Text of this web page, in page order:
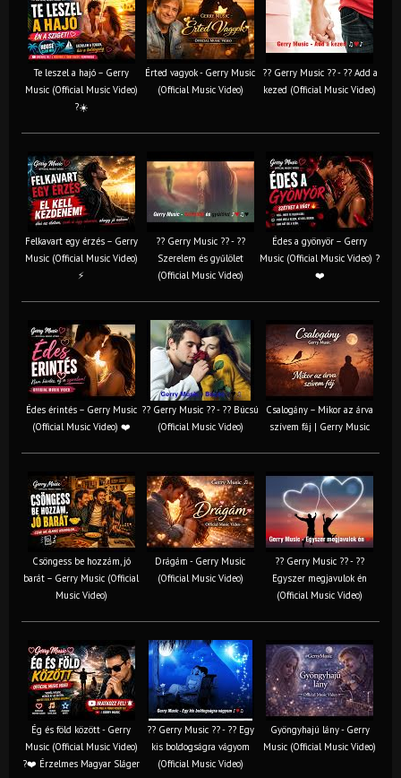
Te leszel a hajó – Gerry
Music (Official Music Video)
?☀️
Érted vagyok - Gerry Music
(Official Music Video)
?? Gerry Music ?? - ?? Add a
kezed (Official Music Video)
Felkavart egy érzés – Gerry
Music (Official Music Video)
⚡
?? Gerry Music ?? - ??
Szerelem és gyűlölet
(Official Music Video)
Édes a gyönyör – Gerry
Music (Official Music Video) ?
❤️
Édes érintés – Gerry Music
(Official Music Video) ❤️
?? Gerry Music ?? - ?? Búcsú
(Official Music Video)
Csalogány – Mikor az árva
szívem fáj | Gerry Music
Csöngess be hozzám, jó
barát – Gerry Music (Official
Music Video)
Drágám - Gerry Music
(Official Music Video)
?? Gerry Music ?? - ??
Egyszer megjavulok én
(Official Music Video)
Ég és föld között - Gerry
Music (Official Music Video)
?❤️ Érzelmes Magyar Sláger
?? Gerry Music ?? - ?? Egy
kis boldogságra vágyom
(Official Music Video)
Gyöngyhajú lány - Gerry
Music (Official Music Video)